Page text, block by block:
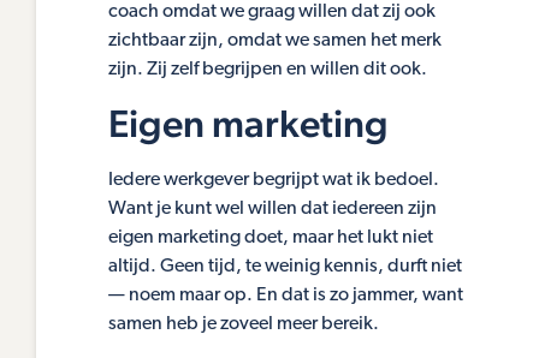
coach omdat we graag willen dat zij ook
zichtbaar zijn, omdat we samen het merk
zijn. Zij zelf begrijpen en willen dit ook.
Eigen marketing
Iedere werkgever begrijpt wat ik bedoel.
Want je kunt wel willen dat iedereen zijn
eigen marketing doet, maar het lukt niet
altijd. Geen tijd, te weinig kennis, durft niet
— noem maar op. En dat is zo jammer, want
samen heb je zoveel meer bereik.